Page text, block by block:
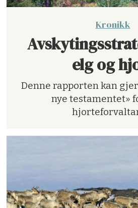
Kronikk
elg og
Denne rapporten kan
nye testamentet»